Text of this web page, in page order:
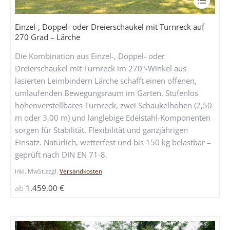
Produkt
weist
können
auf
der
gewählt
Einzel-, Doppel- oder Dreierschaukel mit Turnreck auf
270 Grad – Lärche
ab 1.459,00 €
Die Kombination aus Einzel-, Doppel- oder
Dreierschaukel mit Turnreck im 270°-Winkel aus
lasierten Leimbindern Lärche schafft einen offenen,
umlaufenden Bewegungsraum im Garten. Stufenlos
höhenverstellbares Turnreck, zwei Schaukelhöhen (2,50
m oder 3,00 m) und langlebige Edelstahl-Komponenten
sorgen für Stabilität, Flexibilität und ganzjährigen
Einsatz. Natürlich, wetterfest und bis 150 kg belastbar –
geprüft nach DIN EN 71-8.
inkl. MwSt.zzgl. Versandkosten